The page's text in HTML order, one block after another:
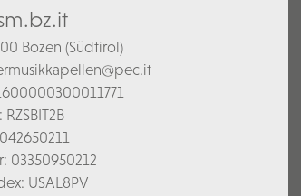
Bozen (Südtirol)
RZSBIT2B
03350950212
USAL8PV